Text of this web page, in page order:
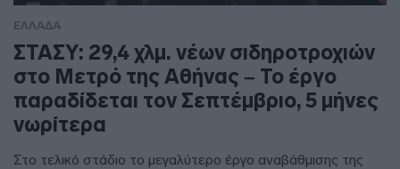
ΕΛΛΑΔΑ
ΣΤΑΣΥ: 29,4 χλμ. νέων σιδηροτροχιών
στο Μετρό της Αθήνας – Το έργο
παραδίδεται τον Σεπτέμβριο, 5 μήνες
νωρίτερα
Στο τελικό στάδιο το μεγαλύτερο έργο αναβάθμισης της